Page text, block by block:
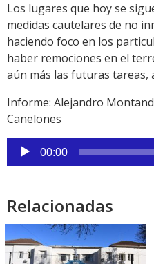
Los lugares que hoy se
medidas cautelares de no
haciendo foco en los
haber remociones en el
aún más las futuras tareas,
Informe: Alejandro
Canelones
Reproductor
de
00:00
Relacionadas